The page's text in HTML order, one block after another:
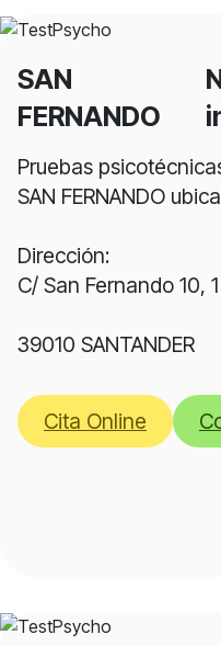
SAN
FERNANDO
Pruebas
SAN FERNANDO
Dirección:
C/ San Fernando 10,
39010 SANTANDER
Cita Online